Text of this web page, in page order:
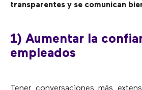
transparentes y se comunican
1) Aumentar la
empleados